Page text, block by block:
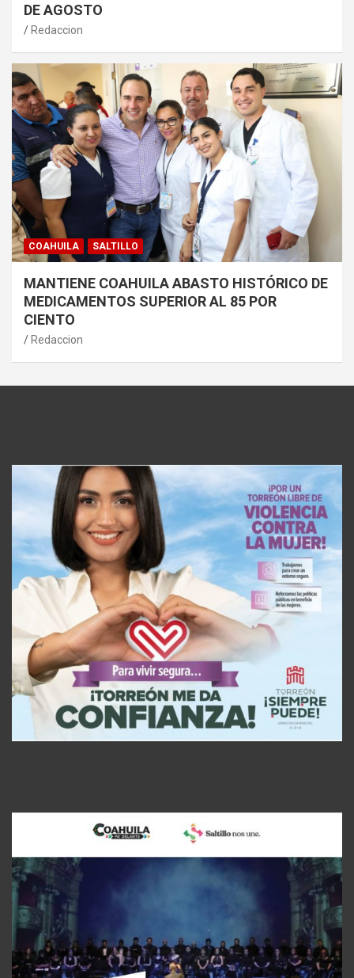
DE AGOSTO
Redaccion
COAHUILA SALTILLO
MANTIENE COAHUILA ABASTO HISTÓRICO DE
MEDICAMENTOS SUPERIOR AL 85 POR
CIENTO
Redaccion